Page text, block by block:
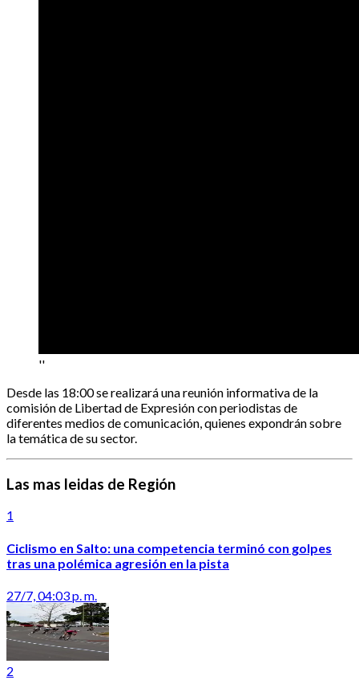
''
Desde las 18:00 se realizará una reunión informativa de la
comisión de Libertad de Expresión con periodistas de
diferentes medios de comunicación, quienes expondrán sobre
la temática de su sector.
Las mas leidas de Región
1
Ciclismo en Salto: una competencia terminó con golpes
tras una polémica agresión en la pista
27/7, 04:03 p. m.
2